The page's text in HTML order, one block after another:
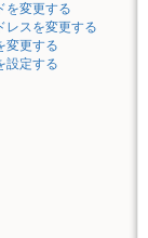
を変更する
レスを変更する
変更する
設定する